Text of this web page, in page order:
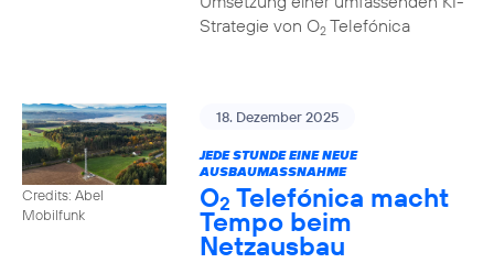
Strategie von O2Telefónica
Credits: Abel
Mobilfunk
18. Dezember 2025
JEDE STUNDE EINE NEUE
AUSBAUMASSNAHME
O2 Telefónica macht
Tempo beim
Netzausbau